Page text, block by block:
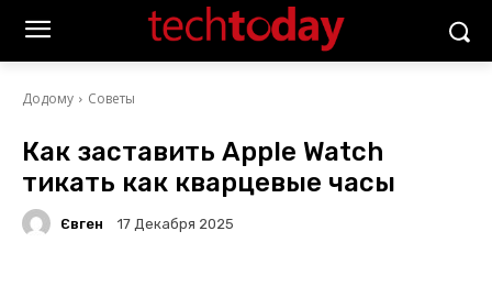
Додому Советы
Как заставить Apple Watch
тикать как кварцевые часы
Євген 17 Декабря 2025